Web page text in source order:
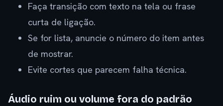
Faça transição com texto na tela ou frase
curta de ligação.
Se for lista, anuncie o número do item antes
de mostrar.
Evite cortes que parecem falha técnica.
Áudio ruim ou volume fora do padrão